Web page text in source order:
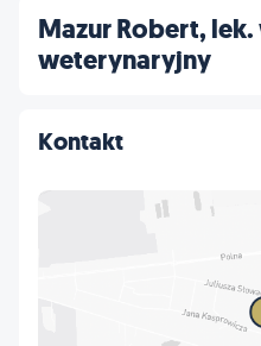
Mazur Robert,
weterynaryjny
Kontakt